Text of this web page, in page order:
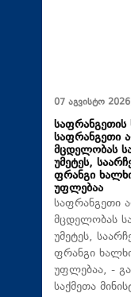
07 აგვისტო
საფრანგეთის
საფრანგეთი
მცდელობას
უმეტეს,
ფრანგი
უფლებაა
საფრანგეთი
მცდელობას
უმეტეს,
ფრანგი
უფლებაა, -
საქმეთა